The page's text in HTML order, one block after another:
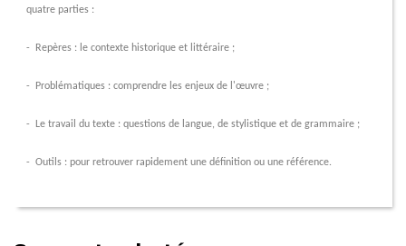
quatre parties :
- Repères : le contexte historique et littéraire ;
- Problématiques : comprendre les enjeux de l'œuvre ;
- Le travail du texte : questions de langue, de stylistique et de grammaire ;
- Outils : pour retrouver rapidement une définition ou une référence.